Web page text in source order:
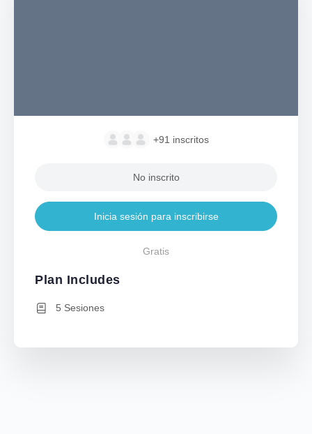
+91 inscritos
No inscrito
Inicia sesión para inscribirse
Gratis
Plan Includes
5 Sesiones